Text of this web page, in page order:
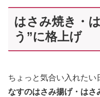
はさみ焼き・
う”に格上げ
ちょっと気合い入れたい
なすのはさみ揚げ・はさ